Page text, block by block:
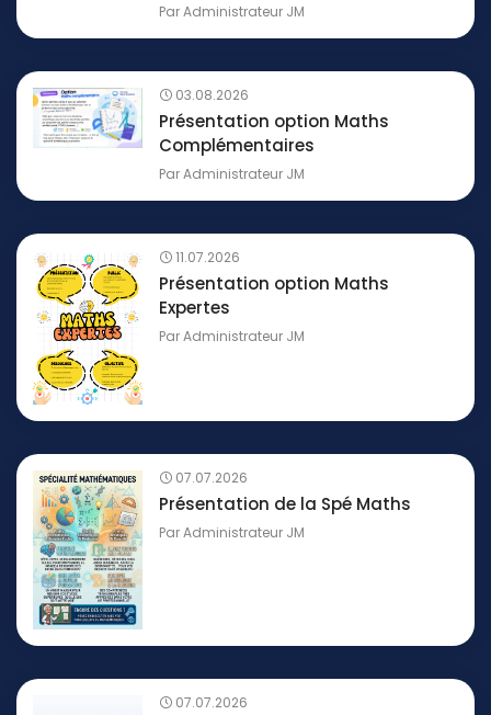
ParAdministrateur JM
03.08.2026
Présentation option Maths
Complémentaires
ParAdministrateur JM
11.07.2026
Présentation option Maths
Expertes
ParAdministrateur JM
07.07.2026
Présentation de la Spé Maths
ParAdministrateur JM
07.07.2026